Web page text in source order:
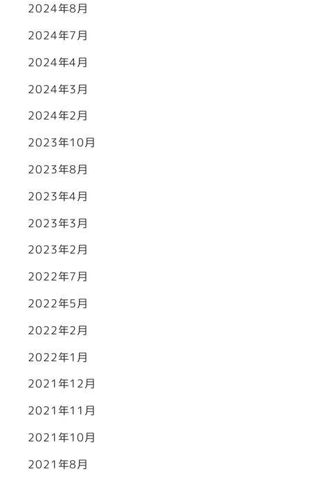
2024年8月
2024年7月
2024年4月
2024年3月
2024年2月
2023年10月
2023年8月
2023年4月
2023年3月
2023年2月
2022年7月
2022年5月
2022年2月
2022年1月
2021年12月
2021年11月
2021年10月
2021年8月